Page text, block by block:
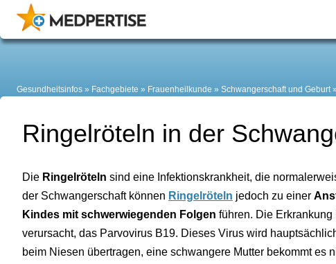
Gesundheitsinfos Fachgebiete Frauenheilkunde Schwangerschaft und Geburt
Ringelröteln in der
Die Ringelröteln sind eine Infektionskrankheit, die
der Schwangerschaft können Ringelröteln jedoch zu einer
Kindes mit schwerwiegenden Folgen führen. Die
verursacht, das Parvovirus B19. Dieses Virus wird
beim Niesen übertragen, eine schwangere Mutter bekommt es